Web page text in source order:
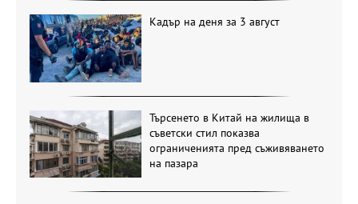
Кадър на деня за 3 август
Търсенето в Китай на жилища в
съветски стил показва
ограниченията пред съживяването
на пазара